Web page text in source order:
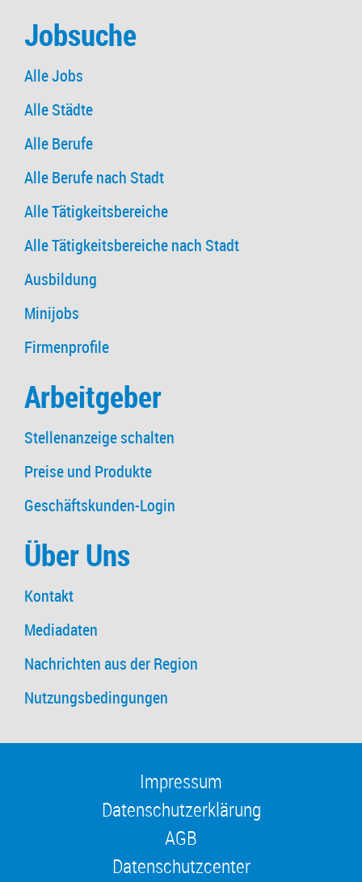
Jobsuche
Alle Jobs
Alle Städte
Alle Berufe
Alle Berufe nach Stadt
Alle Tätigkeitsbereiche
Alle Tätigkeitsbereiche nach Stadt
Ausbildung
Minijobs
Firmenprofile
Arbeitgeber
Stellenanzeige schalten
Preise und Produkte
Geschäftskunden-Login
Über Uns
Kontakt
Mediadaten
Nachrichten aus der Region
Nutzungsbedingungen
Impressum
Datenschutzerklärung
AGB
Datenschutzcenter